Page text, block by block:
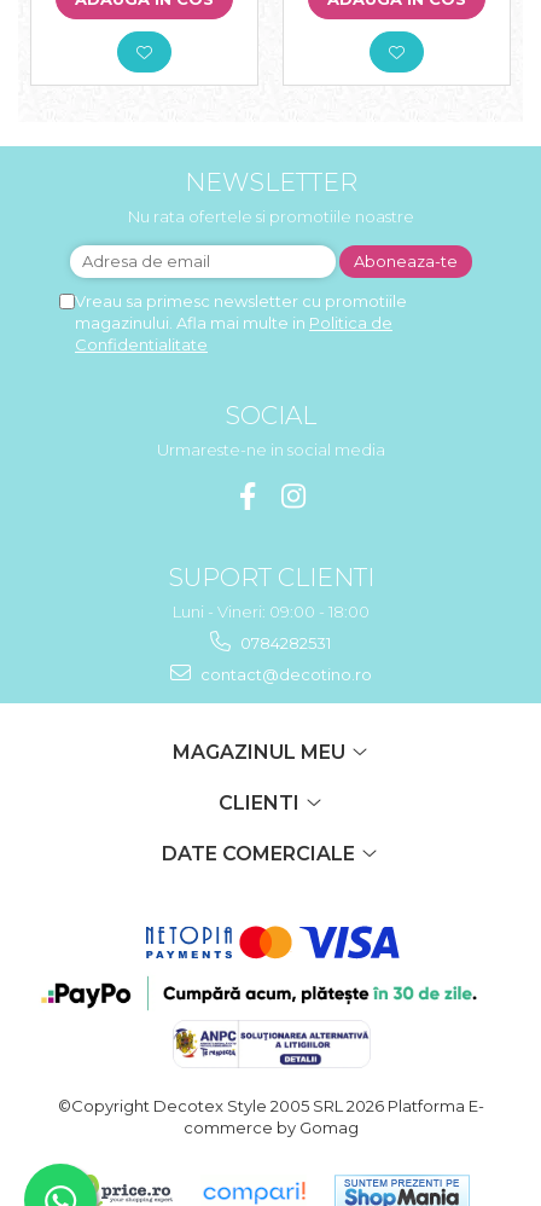
NEWSLETTER
Nu rata ofertele si promotiile noastre
Vreau sa primesc newsletter cu promotiile
magazinului. Afla mai multe in Politica de
Confidentialitate
SOCIAL
Urmareste-ne in social media
SUPORT CLIENTI
Luni - Vineri: 09:00 - 18:00
0784282531
contact@decotino.ro
MAGAZINUL MEU
CLIENTI
DATE COMERCIALE
©Copyright Decotex Style 2005 SRL 2026 Platforma E-
commerce by Gomag